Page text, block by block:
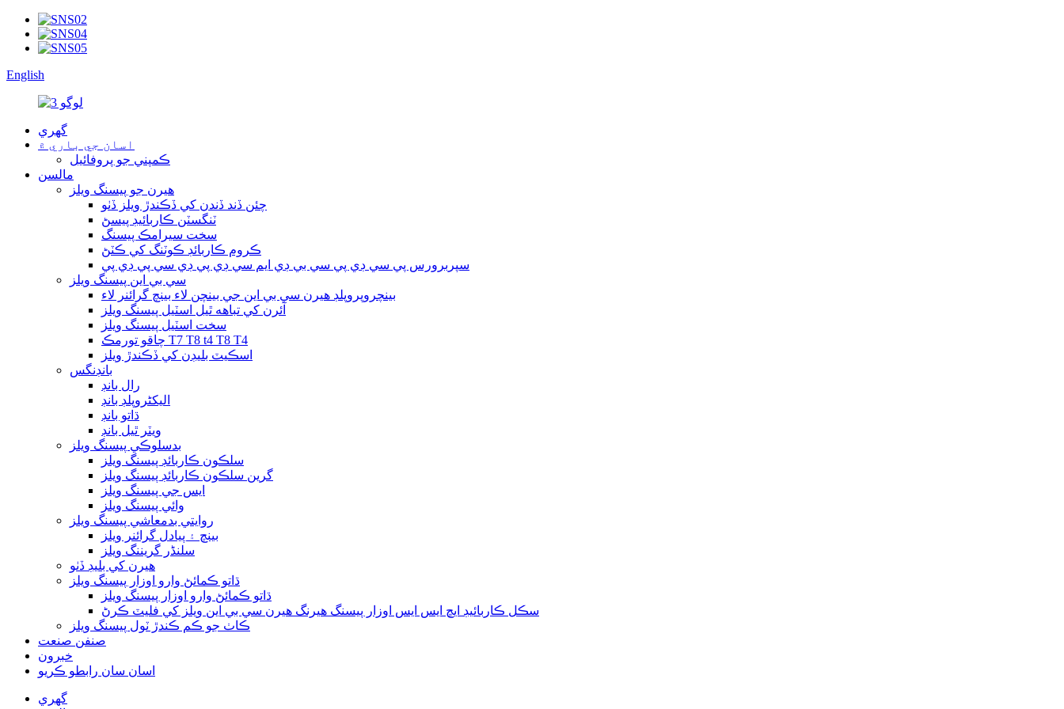
English
گهري
اسان جي باري ۾
ڪمپني جو پروفائيل
مالسن
هيرن جو پيسنگ ويلز
چئن ڏند ڏندن کي ڏڪندڙ ويلز ڏٺو
ٽنگسٽن ڪاربائيڊ پيسڻ
سخت سيرامڪ پيسنگ
ڪروم ڪاربائڊ ڪوٽنگ کي ڪٽڻ
سپربرورس پي سي ڊي پي سي بي ڊي ايم سي ڊي پي ڊي سي پي ڊي پي
سي بي اين پيسنگ ويلز
بينچروپروپلڊ هيرن سي بي اين جي بينچن لاء بينچ گرائنر لاء
آئرن کي تباهه ٿيل اسٽيل پيسنگ ويلز
سخت اسٽيل پيسنگ ويلز
چاقو تورمڪ T7 T8 t4 T8 T4
اسڪيٽ بليڊن کي ڏڪندڙ ويلز
بانڊنگس
رال بانڊ
الیکٹروپلڊ بانڊ
ڌاتو بانڊ
ويٽر ٿيل بانڊ
بدسلوڪي پيسنگ ويلز
سلڪون ڪاربائڊ پيسنگ ويلز
گرين سلڪون ڪاربائڊ پيسنگ ويلز
ايس جي پيسنگ ويلز
وائي پيسنگ ويلز
روايتي بدمعاشي پيسنگ ويلز
بينچ ۽ پيادل گرائنر ويلز
سلنڈر گريننگ ويلز
هيرن کي بليڊ ڏٺو
ڌاتو ڪمائڻ وارو اوزار پيسنگ ويلز
ڌاتو ڪمائڻ وارو اوزار پيسنگ ويلز
سڪل ڪاربائيڊ ايڇ ايس ايس اوزار پيسنگ هيرنگ هيرن سي بي اين ويلز کي فليٽ ڪرڻ
ڪاٺ جو ڪم ڪندڙ ٽول پيسنگ ويلز
صنفن صنعت
خبرون
اسان سان رابطو ڪريو
گهري